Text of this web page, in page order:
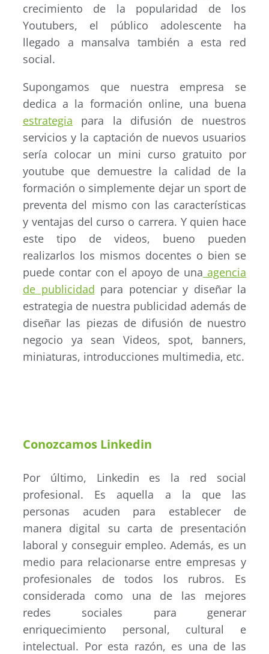
crecimiento de la popularidad de los
Youtubers, el público adolescente ha
llegado a mansalva también a esta red
social.
Supongamos que nuestra empresa se
dedica a la formación online, una buena
estrategia para la difusión de nuestros
servicios y la captación de nuevos usuarios
sería colocar un mini curso gratuito por
youtube que demuestre la calidad de la
formación o simplemente dejar un sport de
preventa del mismo con las características
y ventajas del curso o carrera. Y quien hace
este tipo de videos, bueno pueden
realizarlos los mismos docentes o bien se
puede contar con el apoyo de una agencia
de publicidad para potenciar y diseñar la
estrategia de nuestra publicidad además de
diseñar las piezas de difusión de nuestro
negocio ya sean Videos, spot, banners,
miniaturas, introducciones multimedia, etc.
Conozcamos Linkedin
Por último, Linkedin es la red social
profesional. Es aquella a la que las
personas acuden para establecer de
manera digital su carta de presentación
laboral y conseguir empleo. Además, es un
medio para relacionarse entre empresas y
profesionales de todos los rubros. Es
considerada como una de las mejores
redes sociales para generar
enriquecimiento personal, cultural e
intelectual. Por esta razón, es una de las